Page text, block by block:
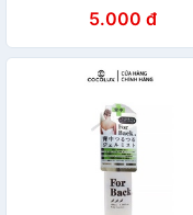
5.000 đ